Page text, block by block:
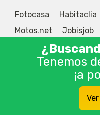
Fotocasa Habitaclia
Motos.net
Jobisjob
© 2026 Adevinta Motor
Tenemos
¡a